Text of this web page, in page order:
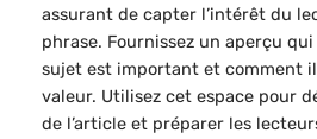
assurant de capter l’intérêt du
phrase. Fournissez un aperçu
sujet est important et comment
valeur. Utilisez cet espace pour
de l’article et préparer les